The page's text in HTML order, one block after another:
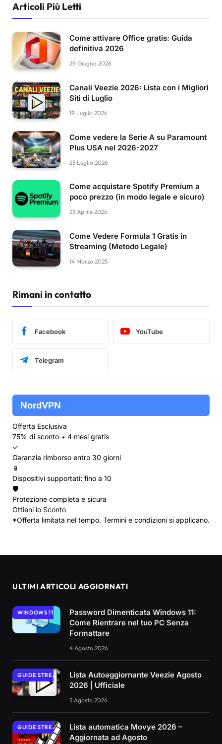
Articoli Più Letti
Come attivare Office gratis: Guida
definitiva 2026
29 Giugno 2026
Canali Veezie 2026: Lista con i Migliori
Siti di Luglio
19 Luglio 2026
Come vedere la Serie A su Paramount
Plus USA nel 2026-2027
23 Luglio 2026
Come acquistare Spotify Premium a
poco prezzo (in modo legale e sicuro)
23 Aprile 2026
Come Vedere Formula 1 Gratis in
Streaming (Metodo Legale)
14 Marzo 2025
Rimani in contatto
Facebook YouTube
Telegram
NordVPN
Offerta Esclusiva
75% di sconto + 4 mesi gratis
✓
Garanzia rimborso entro 30 giorni
📱
Dispositivi supportati: fino a 10
🛡️
Protezione completa e sicura
Ottieni lo Sconto
*Offerta limitata nel tempo. Termini e condizioni si applicano.
ULTIMI ARTICOLI AGGIORNATI
WINDOWS 11
Password Dimenticata Windows 11:
Come Rientrare nel tuo PC Senza
Formattare
4 Agosto 2026
GUIDE STREAMINGLista Autoaggiornante Veezie Agosto
2026 | Ufficiale
3 Agosto 2026
GUIDE STREAMINGLista automatica Movye 2026 –
Aggiornata ad Agosto